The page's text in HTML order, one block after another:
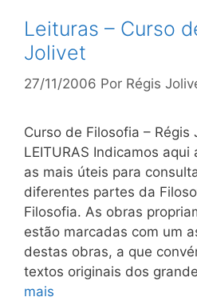
Leituras – Curso
Jolivet
27/11/2006 Por Régis
Curso de Filosofia – Régis
LEITURAS Indicamos
as mais úteis para
diferentes partes da
Filosofia. As obras
estão marcadas com um
destas obras, a que
textos originais dos
mais